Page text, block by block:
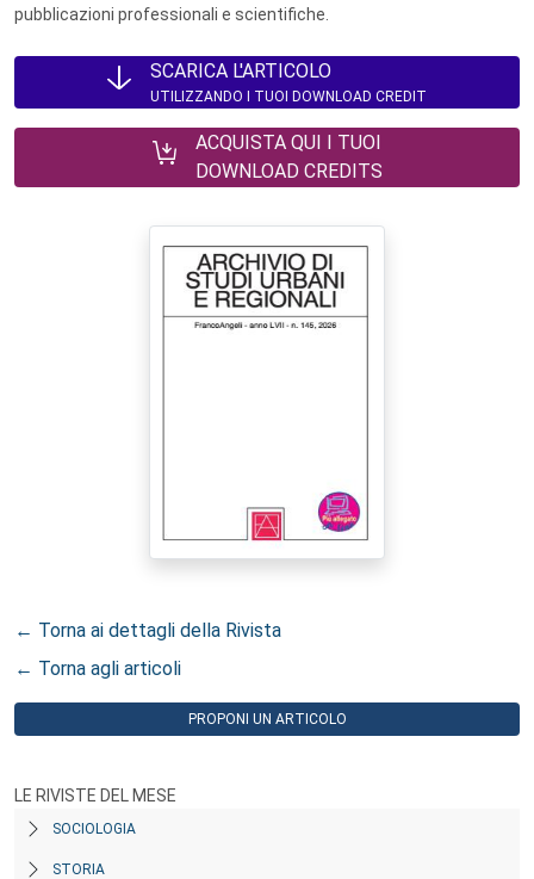
pubblicazioni professionali e scientifiche.
SCARICA L'ARTICOLO
UTILIZZANDO I TUOI DOWNLOAD CREDIT
ACQUISTA QUI I TUOI
DOWNLOAD CREDITS
← Torna ai dettagli della Rivista
← Torna agli articoli
PROPONI UN ARTICOLO
LE RIVISTE DEL MESE
SOCIOLOGIA
STORIA